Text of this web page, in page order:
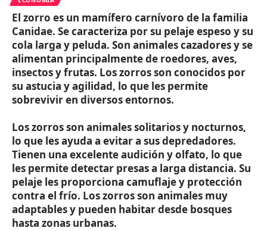
El zorro es un mamífero carnívoro de la familia
Canidae. Se caracteriza por su pelaje espeso y su
cola larga y peluda. Son animales cazadores y se
alimentan principalmente de roedores, aves,
insectos y frutas. Los zorros son conocidos por
su astucia y agilidad, lo que les permite
sobrevivir en diversos entornos.
Los zorros son animales solitarios y nocturnos,
lo que les ayuda a evitar a sus depredadores.
Tienen una excelente audición y olfato, lo que
les permite detectar presas a larga distancia. Su
pelaje les proporciona camuflaje y protección
contra el frío. Los zorros son animales muy
adaptables y pueden habitar desde bosques
hasta zonas urbanas.